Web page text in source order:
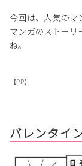
今回は、人気のマ
マンガのストーリ
ね。
【PR】
バレンタイ